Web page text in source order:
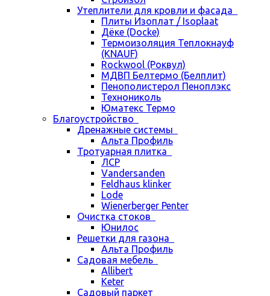
Утеплители для кровли и фасада
Плиты Изоплат / Isoplaat
Дёке (Docke)
Термоизоляция Теплокнауф
(KNAUF)
Rockwool (Роквул)
МДВП Белтермо (Белплит)
Пенополистерол Пеноплэкс
Технониколь
Юматекс Термо
Благоустройство
Дренажные системы
Альта Профиль
Тротуарная плитка
ЛСР
Vandersanden
Feldhaus klinker
Lode
Wienerberger Penter
Очистка стоков
Юнилос
Решетки для газона
Альта Профиль
Садовая мебель
Allibert
Keter
Садовый паркет